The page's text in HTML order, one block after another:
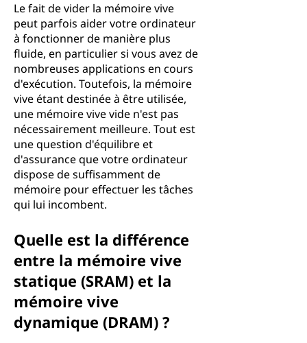
Le fait de vider la mémoire vive
peut parfois aider votre ordinateur
à fonctionner de manière plus
fluide, en particulier si vous avez de
nombreuses applications en cours
d'exécution. Toutefois, la mémoire
vive étant destinée à être utilisée,
une mémoire vive vide n'est pas
nécessairement meilleure. Tout est
une question d'équilibre et
d'assurance que votre ordinateur
dispose de suffisamment de
mémoire pour effectuer les tâches
qui lui incombent.
Quelle est la différence
entre la mémoire vive
statique (SRAM) et la
mémoire vive
dynamique (DRAM) ?